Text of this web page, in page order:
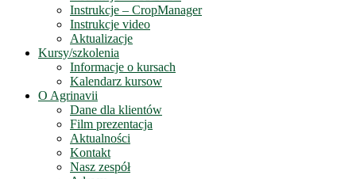
Instrukcje – CropManager
Instrukcje video
Aktualizacje
Kursy/szkolenia
Informacje o kursach
Kalendarz kursow
O Agrinavii
Dane dla klientów
Film prezentacja
Aktualności
Kontakt
Nasz zespół